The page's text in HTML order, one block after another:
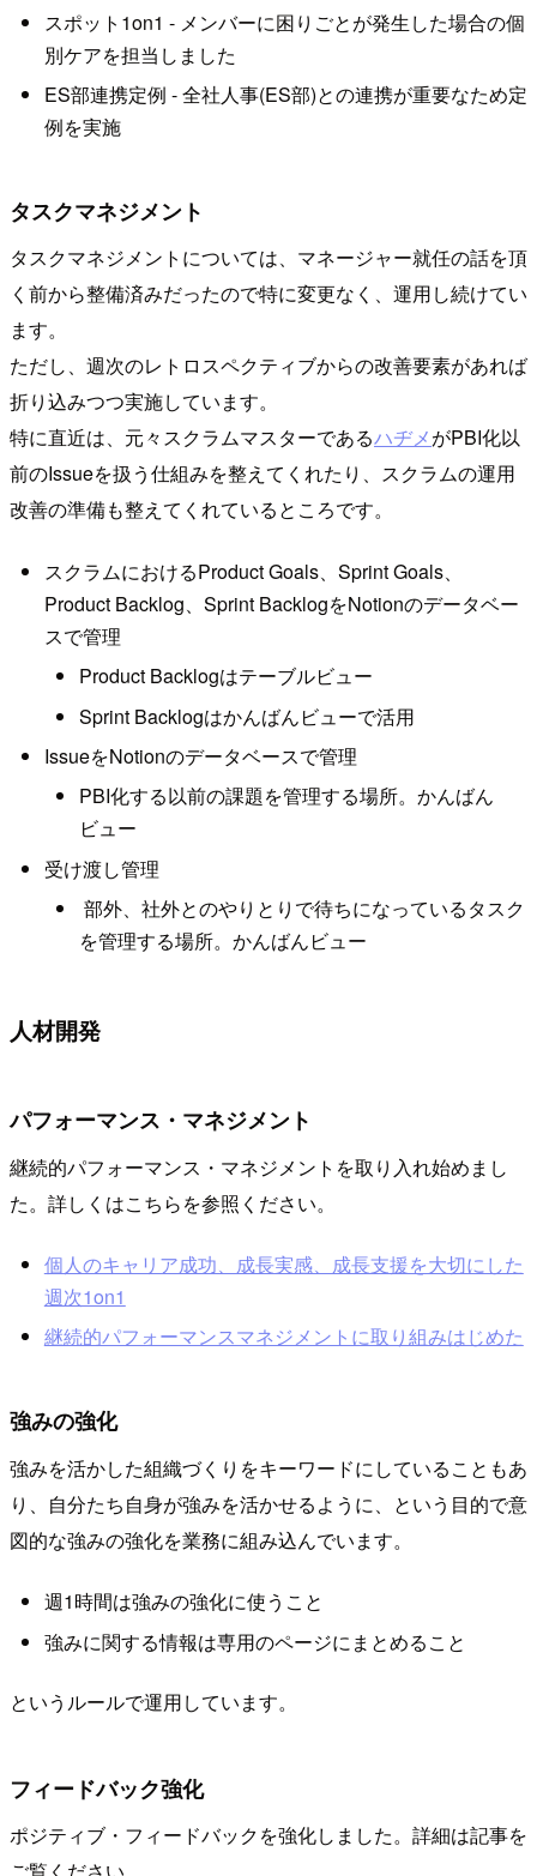
スポット1on1 - メンバーに困りごとが発生した場合の個
別ケアを担当しました
ES部連携定例 - 全社人事(ES部)との連携が重要なため定
例を実施
タスクマネジメント
タスクマネジメントについては、マネージャー就任の話を頂
く前から整備済みだったので特に変更なく、運用し続けてい
ます。
ただし、週次のレトロスペクティブからの改善要素があれば
折り込みつつ実施しています。
特に直近は、元々スクラムマスターであるハヂメがPBI化以
前のIssueを扱う仕組みを整えてくれたり、スクラムの運用
改善の準備も整えてくれているところです。
スクラムにおけるProduct Goals、Sprint Goals、
Product Backlog、Sprint BacklogをNotionのデータベー
スで管理
Product Backlogはテーブルビュー
Sprint Backlogはかんばんビューで活用
IssueをNotionのデータベースで管理
PBI化する以前の課題を管理する場所。かんばん
ビュー
受け渡し管理
部外、社外とのやりとりで待ちになっているタスク
を管理する場所。かんばんビュー
人材開発
パフォーマンス・マネジメント
継続的パフォーマンス・マネジメントを取り入れ始めまし
た。詳しくはこちらを参照ください。
個人のキャリア成功、成長実感、成長支援を大切にした
週次1on1
継続的パフォーマンスマネジメントに取り組みはじめた
強みの強化
強みを活かした組織づくりをキーワードにしていることもあ
り、自分たち自身が強みを活かせるように、という目的で意
図的な強みの強化を業務に組み込んでいます。
週1時間は強みの強化に使うこと
強みに関する情報は専用のページにまとめること
というルールで運用しています。
フィードバック強化
ポジティブ・フィードバックを強化しました。詳細は記事を